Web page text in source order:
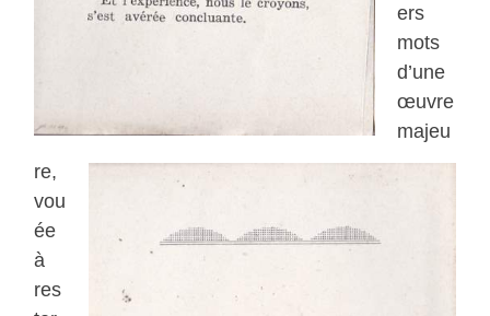
ers
mots
d’une
œuvre
majeu
re,
vou
ée
à
res